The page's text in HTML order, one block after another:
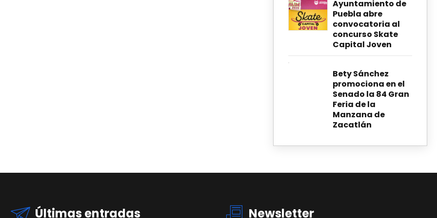
Ayuntamiento de
Puebla abre
convocatoria al
concurso Skate
Capital Joven
Bety Sánchez
promociona en el
Senado la 84 Gran
Feria de la
Manzana de
Zacatlán
Últimas entradas Newsletter